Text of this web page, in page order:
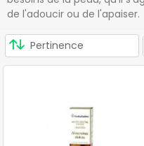
de l'adoucir ou de l'apaiser.